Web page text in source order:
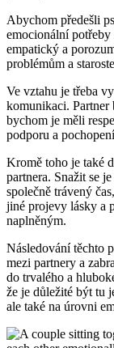
Abychom předešli
emocionální potřeby
empatický a
problémům a
Ve vztahu je třeba
komunikaci.
bychom je měli
podporu a
Kromě toho je také
partnera. Snažit se
společně trávený
jiné projevy lásky a
naplněným.
Následování těchto
mezi partnery a
do trvalého a
že je důležité být tu
ale také na úrovni